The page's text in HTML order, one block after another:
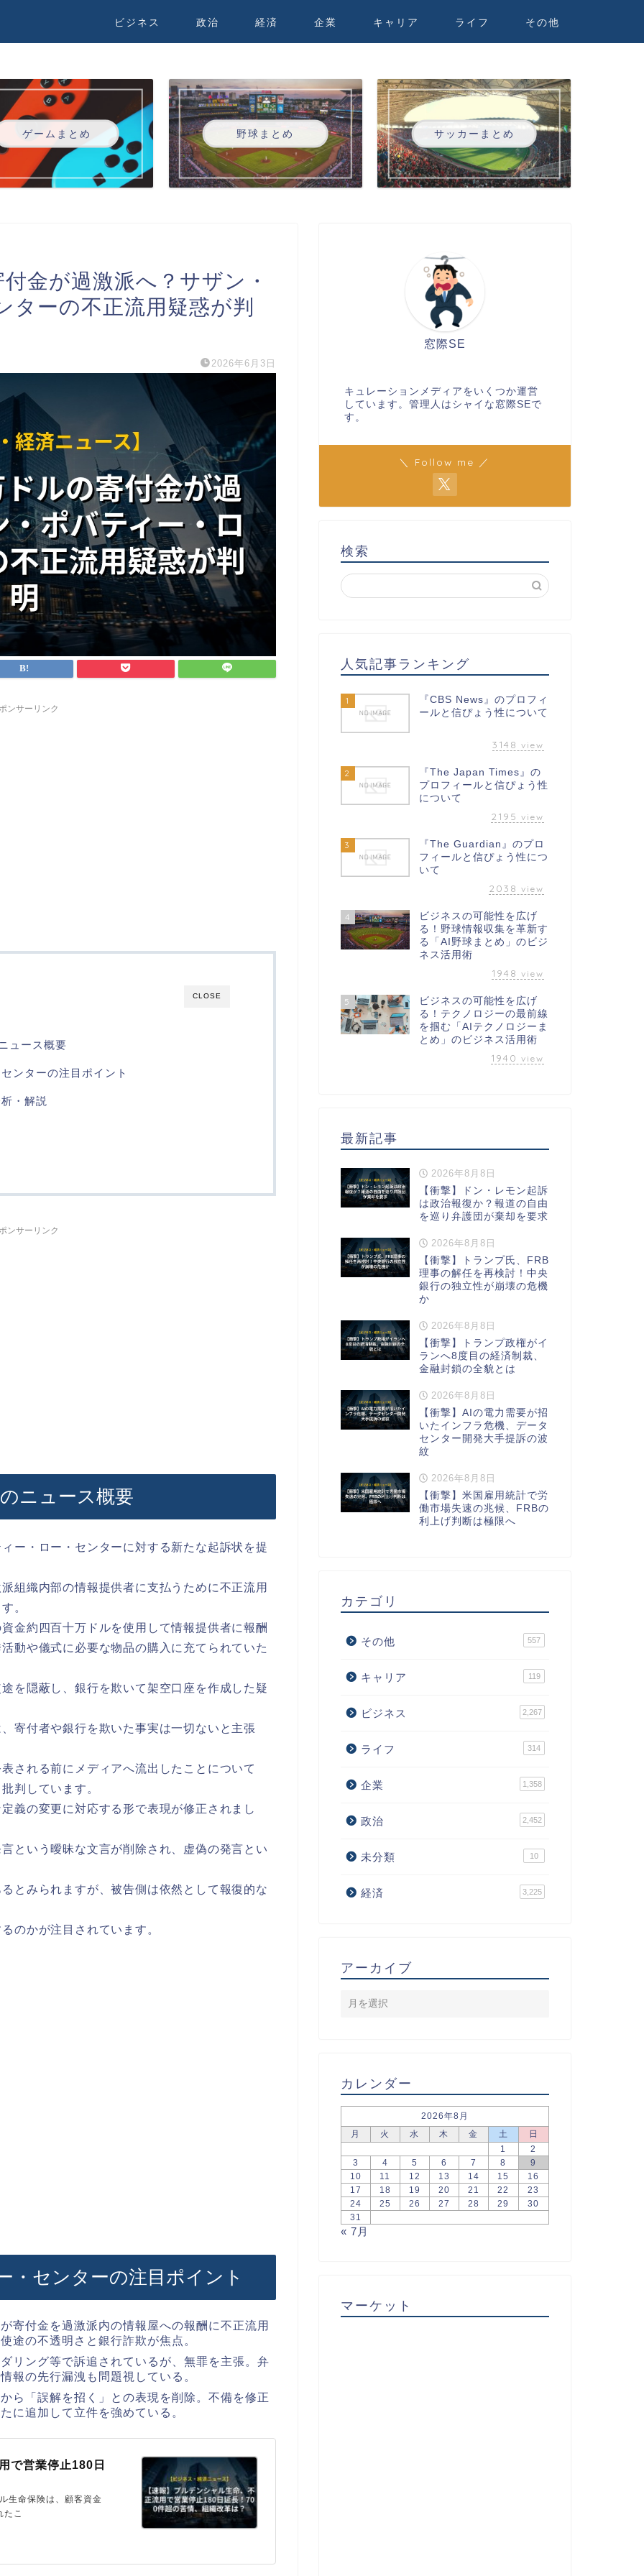
ビジネス 政治 経済 企業 キャリア ライフ その他
ゲームまとめ 野球まとめ サッカーまとめ
金が過激派へ？サザン・
ターの不正流用疑惑が判
2026年6月3日
ンサーリンク
CLOSE
ュース概要
ンターの注目ポイント
・解説
ンサーリンク
ニュース概要
ー・ロー・センターに対する新たな起訴状を提
組織内部の情報提供者に支払うために不正流用
。
金約四百十万ドルを使用して情報提供者に報酬
動や儀式に必要な物品の購入に充てられていた
を隠蔽し、銀行を欺いて架空口座を作成した疑
寄付者や銀行を欺いた事実は一切ないと主張
される前にメディアへ流出したことについて
判しています。
義の変更に対応する形で表現が修正されまし
という曖昧な文言が削除され、虚偽の発言とい
とみられますが、被告側は依然として報復的な
のかが注目されています。
・センターの注目ポイント
寄付金を過激派内の情報屋への報酬に不正流用
途の不透明さと銀行詐欺が焦点。
リング等で訴追されているが、無罪を主張。弁
報の先行漏洩も問題視している。
ら「誤解を招く」との表現を削除。不備を修正
に追加して立件を強めている。
で営業停止180日
生命保険は、顧客資金
こ
窓際SE
キュレーションメディアをいくつか運営
しています。管理人はシャイな窓際SEで
す。
＼ Follow me ／
検索
人気記事ランキング
1
『CBS News』のプロフィ
ールと信ぴょう性について
3148 view
2
『The Japan Times』の
プロフィールと信ぴょう性
について
2195 view
3
『The Guardian』のプロ
フィールと信ぴょう性につ
いて
2038 view
4
ビジネスの可能性を広げ
る！野球情報収集を革新す
る「AI野球まとめ」のビジ
ネス活用術
1948 view
5
ビジネスの可能性を広げ
る！テクノロジーの最前線
を掴む「AIテクノロジーま
とめ」のビジネス活用術
1940 view
最新記事
2026年8月8日
【衝撃】ドン・レモン起訴
は政治報復か？報道の自由
を巡り弁護団が棄却を要求
2026年8月8日
【衝撃】トランプ氏、FRB
理事の解任を再検討！中央
銀行の独立性が崩壊の危機
か
2026年8月8日
【衝撃】トランプ政権がイ
ランへ8度目の経済制裁、
金融封鎖の全貌とは
2026年8月8日
【衝撃】AIの電力需要が招
いたインフラ危機、データ
センター開発大手提訴の波
紋
2026年8月8日
【衝撃】米国雇用統計で労
働市場失速の兆候、FRBの
利上げ判断は極限へ
カテゴリ
その他 557
キャリア 119
ビジネス 2,267
ライフ 314
企業 1,358
政治 2,452
未分類 10
経済 3,225
アーカイブ
カレンダー
2026年8月
月
火 水 木 金 土
日
1
2
3
4 5 6 7 8
9
10
11 12 13 14 15
16
17
18 19 20 21 22
23
24
25 26 27 28 29
30
31
« 7月
マーケット